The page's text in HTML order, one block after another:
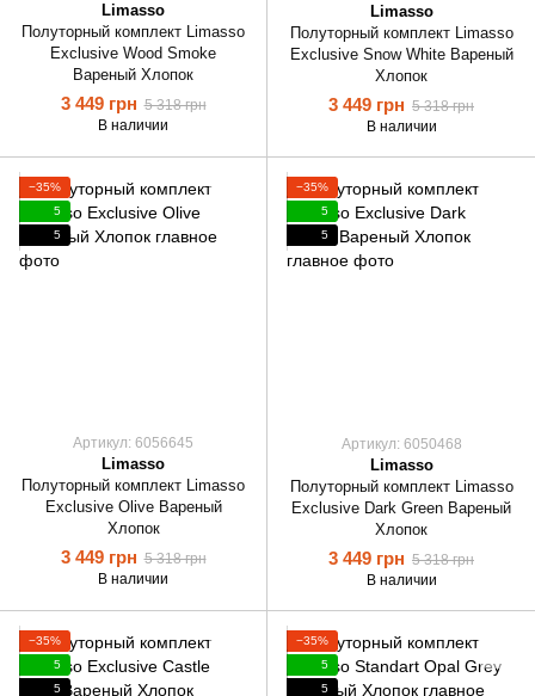
Limasso
Полуторный комплект Limasso
Exclusive Wood Smoke
Вареный Хлопок
3 449 грн 5 318 грн
В наличии
Limasso
Полуторный комплект Limasso
Exclusive Snow White Вареный
Хлопок
3 449 грн 5 318 грн
В наличии
−35%
5
5
Артикул: 6056645
Limasso
Полуторный комплект Limasso
Exclusive Olive Вареный
Хлопок
3 449 грн 5 318 грн
В наличии
−35%
5
5
Артикул: 6050468
Limasso
Полуторный комплект Limasso
Exclusive Dark Green Вареный
Хлопок
3 449 грн 5 318 грн
В наличии
−35%
5
5
−35%
5
5